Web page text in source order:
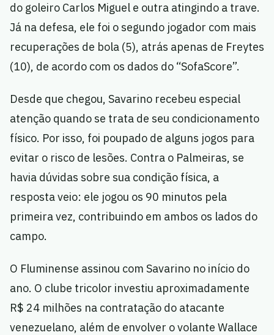
do goleiro Carlos Miguel e outra atingindo a trave.
Já na defesa, ele foi o segundo jogador com mais
recuperações de bola (5), atrás apenas de Freytes
(10), de acordo com os dados do “SofaScore”.
Desde que chegou, Savarino recebeu especial
atenção quando se trata de seu condicionamento
físico. Por isso, foi poupado de alguns jogos para
evitar o risco de lesões. Contra o Palmeiras, se
havia dúvidas sobre sua condição física, a
resposta veio: ele jogou os 90 minutos pela
primeira vez, contribuindo em ambos os lados do
campo.
O Fluminense assinou com Savarino no início do
ano. O clube tricolor investiu aproximadamente
R$ 24 milhões na contratação do atacante
venezuelano, além de envolver o volante Wallace